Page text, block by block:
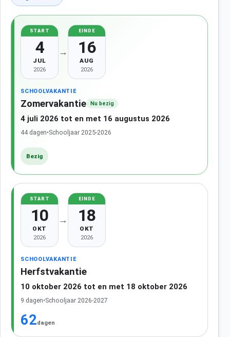
START
4
JUL
2026
→
EINDE
16
AUG
2026
SCHOOLVAKANTIE
Zomervakantie Nu bezig
4 juli 2026 tot en met 16 augustus 2026
44 dagen•Schooljaar 2025-2026
Bezig
START
10
OKT
2026
→
EINDE
18
OKT
2026
SCHOOLVAKANTIE
Herfstvakantie
10 oktober 2026 tot en met 18 oktober 2026
9 dagen•Schooljaar 2026-2027
62dagen